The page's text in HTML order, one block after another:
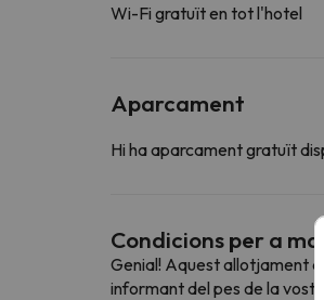
Wi-Fi gratuït en tot l'hotel
Aparcament
Hi ha aparcament gratuït
Condicions per a
Genial! Aquest allotjament
informant del pes de la